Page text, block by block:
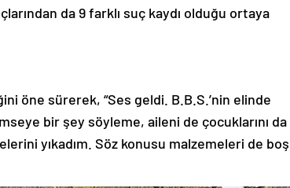
da 9 farklı suç kaydı olduğu ortaya
öne sürerek, “Ses geldi. B.B.S.’nin elinde
bir şey söyleme, aileni de çocuklarını da
yıkadım. Söz konusu malzemeleri de boş